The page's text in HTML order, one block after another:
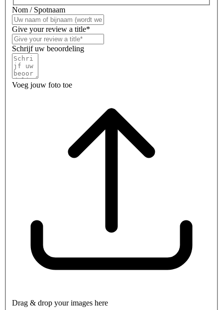
Nom / Spotnaam
Give your review a title*
Schrijf uw beoordeling
Voeg jouw foto toe
Drag & drop your images here